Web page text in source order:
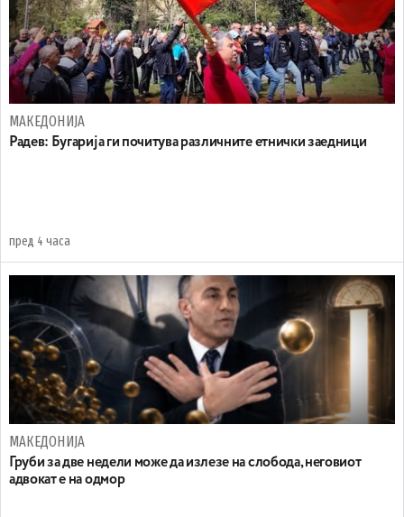
МАКЕДОНИЈА
Радев: Бугарија ги почитува различните етнички заедници
пред 4 часа
МАКЕДОНИЈА
Груби за две недели може да излезе на слобода, неговиот
адвокат е на одмор